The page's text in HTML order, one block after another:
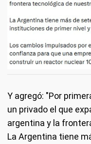
Y agregó: "Por
un privado el que
argentina y la
La Argentina tiene